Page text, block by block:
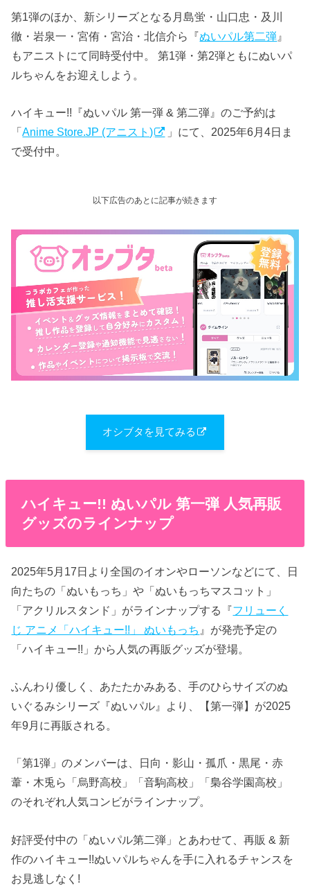
第1弾のほか、新シリーズとなる月島蛍・山口忠・及川
徹・岩泉一・宮侑・宮治・北信介ら『ぬいパル第二弾 』
もアニストにて同時受付中。 第1弾・第2弾ともにぬいパ
ルちゃんをお迎えしよう。
ハイキュー!!『ぬいパル 第一弾 & 第二弾』のご予約は
「Anime Store.JP (アニスト)
」にて、2025年6月4日ま
で受付中。
以下広告のあとに記事が続きます
オシブタを見てみる
ハイキュー!! ぬいパル 第一弾 人気再販
グッズのラインナップ
2025年5月17日より全国のイオンやローソンなどにて、日
向たちの「ぬいもっち」や「ぬいもっちマスコット」
「アクリルスタンド」がラインナップする『フリューく
じ アニメ「ハイキュー!!」 ぬいもっち 』が発売予定の
「ハイキュー!!」から人気の再販グッズが登場。
ふんわり優しく、あたたかみある、手のひらサイズのぬ
いぐるみシリーズ『ぬいパル』より、【第一弾】が2025
年9月に再販される。
「第1弾」のメンバーは、日向・影山・孤爪・黒尾・赤
葦・木兎ら「烏野高校」「音駒高校」「梟谷学園高校」
のそれぞれ人気コンビがラインナップ。
好評受付中の「ぬいパル第二弾」とあわせて、再販 & 新
作のハイキュー!!ぬいパルちゃんを手に入れるチャンスを
お見逃しなく!